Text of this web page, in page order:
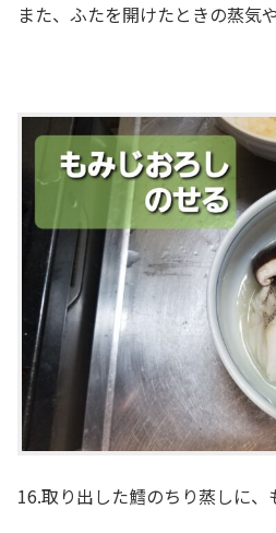
また、ふたを開けたときの蒸気
16.取り出した鱈のちり蒸しに、